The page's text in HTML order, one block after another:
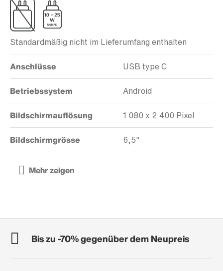
Standardmäßig nicht im Lieferumfang enthalten
Anschlüsse USB type C
Betriebssystem Android
Bildschirmauflösung 1 080 x 2 400 Pixel
Bildschirmgrösse 6,5"
Bis zu -70% gegenüber dem Neupreis